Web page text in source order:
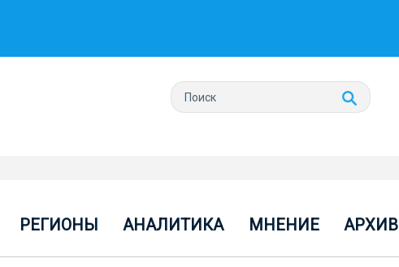
РЕГИОНЫ АНАЛИТИКА МНЕНИЕ АРХИВ